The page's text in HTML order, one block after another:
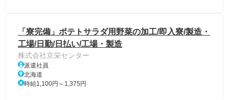
「寮完備」ポテトサラダ用野菜の加工/即入寮/製造・
工場/日勤/日払い/工場・製造
株式会社京栄センター
派遣社員
北海道
時給1,100円～1,375円